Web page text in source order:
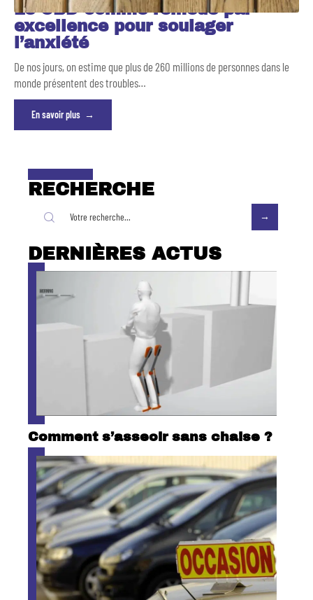
Le CBD comme remède par
excellence pour soulager
l’anxiété
De nos jours, on estime que plus de 260 millions de personnes dans le
monde présentent des troubles…
En savoir plus
RECHERCHE
DERNIÈRES ACTUS
Comment s’asseoir sans chaise ?